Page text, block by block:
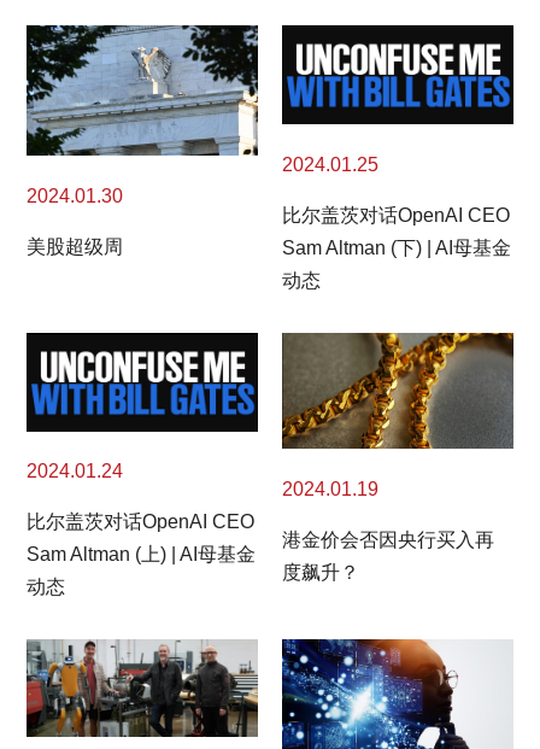
2024.01.30
美股超级周
2024.01.25
比尔盖茨对话OpenAI CEO
Sam Altman (下) | AI母基金
动态
2024.01.24
比尔盖茨对话OpenAI CEO
Sam Altman (上) | AI母基金
动态
2024.01.19
港金价会否因央行买入再
度飙升？